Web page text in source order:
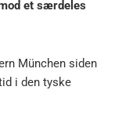
et særdeles
München siden
i den tyske